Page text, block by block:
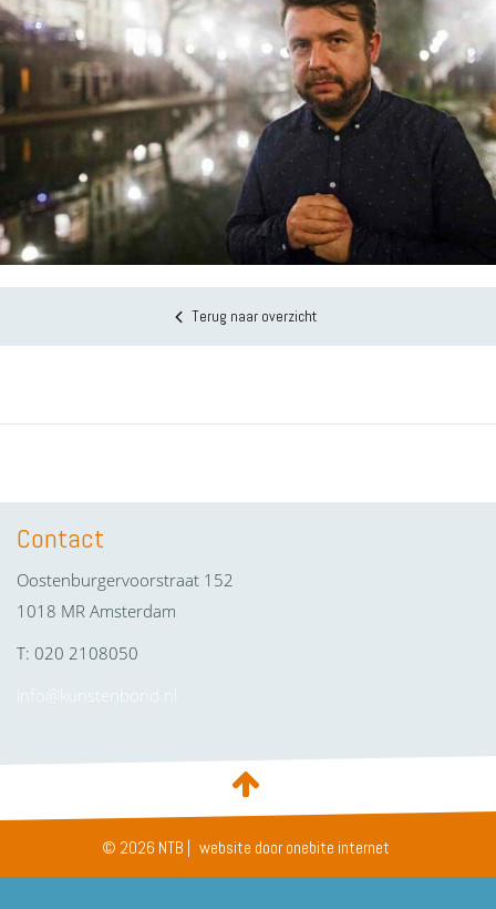
Terug naar overzicht
Contact
Oostenburgervoorstraat 152
1018 MR Amsterdam
T: 020 2108050
info@kunstenbond.nl
© 2026 NTB | website door onebite internet